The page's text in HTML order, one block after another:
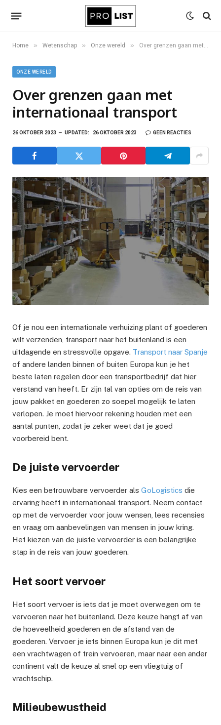
Home » Wetenschap » Onze wereld » Over grenzen gaan met internationaal transport
ONZE WERELD
Over grenzen gaan met
internationaal transport
26 OKTOBER 2023 UPDATED: 26 OKTOBER 2023 GEEN REACTIES
Of je nou een internationale verhuizing plant of goederen
wilt verzenden, transport naar het buitenland is een
uitdagende en stressvolle opgave. Transport naar Spanje
of andere landen binnen of buiten Europa kun je het
beste laten regelen door een transportbedrijf dat hier
verstand van heeft. Er zijn tal van opties om de reis van
jouw pakket en goederen zo soepel mogelijk te laten
verlopen. Je moet hiervoor rekening houden met een
aantal punten, zodat je zeker weet dat je goed
voorbereid bent.
De juiste vervoerder
Kies een betrouwbare vervoerder als GoLogistics die
ervaring heeft in internationaal transport. Neem contact
op met de vervoerder voor jouw wensen, lees recensies
en vraag om aanbevelingen van mensen in jouw kring.
Het kiezen van de juiste vervoerder is een belangrijke
stap in de reis van jouw goederen.
Het soort vervoer
Het soort vervoer is iets dat je moet overwegen om te
vervoeren naar het buitenland. Deze keuze hangt af van
de hoeveelheid goederen en de afstand van de
goederen. Vervoer je iets binnen Europa kun je dit met
een vrachtwagen of trein vervoeren, maar naar een ander
continent valt de keuze al snel op een vliegtuig of
vrachtschip.
Milieubewustheid